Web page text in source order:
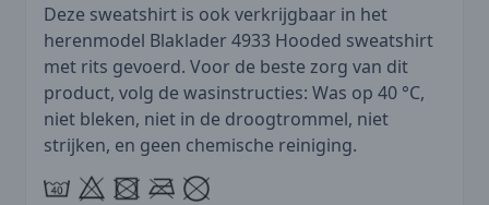
Deze sweatshirt is ook verkrijgbaar in het
herenmodel Blaklader 4933 Hooded sweatshirt
met rits gevoerd. Voor de beste zorg van dit
product, volg de wasinstructies: Was op 40 °C,
niet bleken, niet in de droogtrommel, niet
strijken, en geen chemische reiniging.